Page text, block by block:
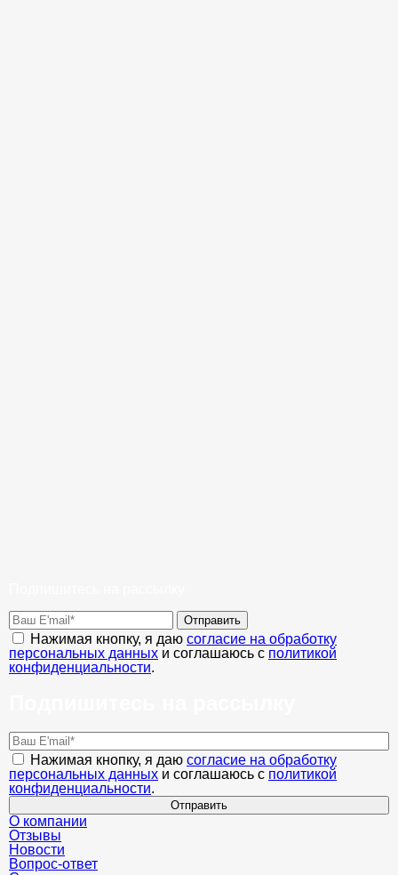
Отправить
Нажимая кнопку, я даю согласие на обработку
персональных данных и соглашаюсь с политикой
конфиденциальности.
Нажимая кнопку, я даю согласие на обработку
персональных данных и соглашаюсь с политикой
конфиденциальности.
Отправить
О компании
Отзывы
Новости
Вопрос-ответ